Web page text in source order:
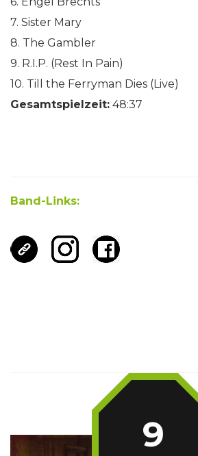
7. Sister Mary
8. The Gambler
9. R.I.P. (Rest In Pain)
10. Till the Ferryman Dies (Live)
Gesamtspielzeit: 48:37
Band-Links:
9